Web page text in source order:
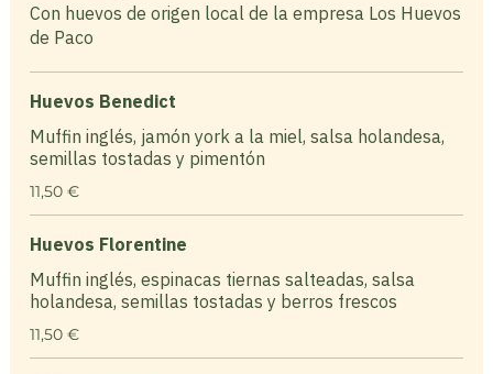
Con huevos de origen local de la empresa Los Huevos
de Paco
Huevos Benedict
Muffin inglés, jamón york a la miel, salsa holandesa,
semillas tostadas y pimentón
11,50 €
Huevos Florentine
Muffin inglés, espinacas tiernas salteadas, salsa
holandesa, semillas tostadas y berros frescos
11,50 €